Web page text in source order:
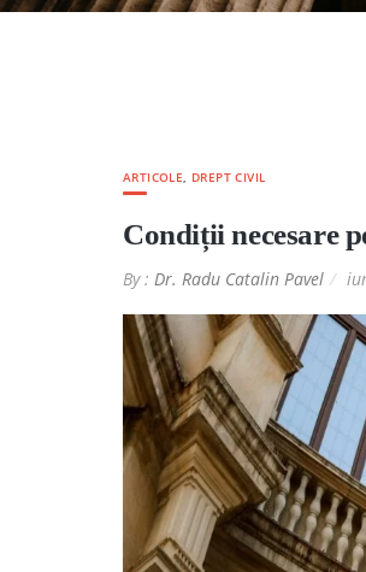
ARTICOLE, DREPT CIVIL
Condiții necesare
By : Dr. Radu Catalin Pavel